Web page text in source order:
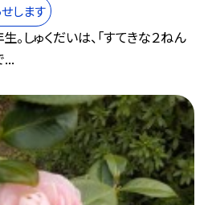
します
しゅくだいは、「すてきな２ねん
...